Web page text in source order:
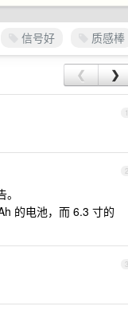
信号好 质感棒
❮ ❯
1
2
的电池，而 6.3 寸的
3